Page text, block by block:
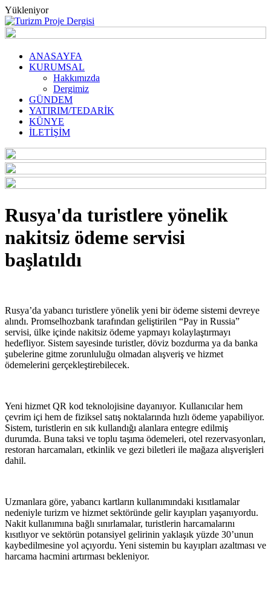
Yükleniyor
ANASAYFA
KURUMSAL
Hakkımızda
Dergimiz
GÜNDEM
YATIRIM/TEDARİK
KÜNYE
İLETİŞİM
Rusya'da turistlere yönelik
nakitsiz ödeme servisi
başlatıldı
Rusya’da yabancı turistlere yönelik yeni bir ödeme sistemi devreye
alındı. Promselhozbank tarafından geliştirilen “Pay in Russia”
servisi, ülke içinde nakitsiz ödeme yapmayı kolaylaştırmayı
hedefliyor. Sistem sayesinde turistler, döviz bozdurma ya da banka
şubelerine gitme zorunluluğu olmadan alışveriş ve hizmet
ödemelerini gerçekleştirebilecek.
Yeni hizmet QR kod teknolojisine dayanıyor. Kullanıcılar hem
çevrim içi hem de fiziksel satış noktalarında hızlı ödeme yapabiliyor.
Sistem, turistlerin en sık kullandığı alanlara entegre edilmiş
durumda. Buna taksi ve toplu taşıma ödemeleri, otel rezervasyonları,
restoran harcamaları, etkinlik ve gezi biletleri ile mağaza alışverişleri
dahil.
Uzmanlara göre, yabancı kartların kullanımındaki kısıtlamalar
nedeniyle turizm ve hizmet sektöründe gelir kayıpları yaşanıyordu.
Nakit kullanımına bağlı sınırlamalar, turistlerin harcamalarını
kısıtlıyor ve sektörün potansiyel gelirinin yaklaşık yüzde 30’unun
kaybedilmesine yol açıyordu. Yeni sistemin bu kayıpları azaltması ve
harcama hacmini artırması bekleniyor.